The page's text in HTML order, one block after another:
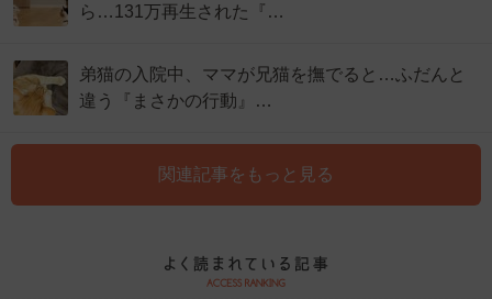
ら…131万再生された『…
弟猫の入院中、ママが兄猫を撫でると…ふだんと
違う『まさかの行動』…
関連記事をもっと見る